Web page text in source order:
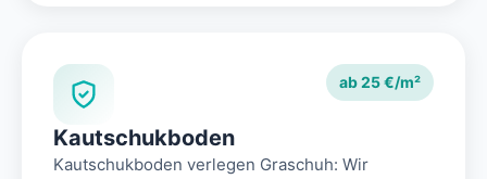
ab 25 €/m²
Kautschukboden
Kautschukboden verlegen Graschuh: Wir